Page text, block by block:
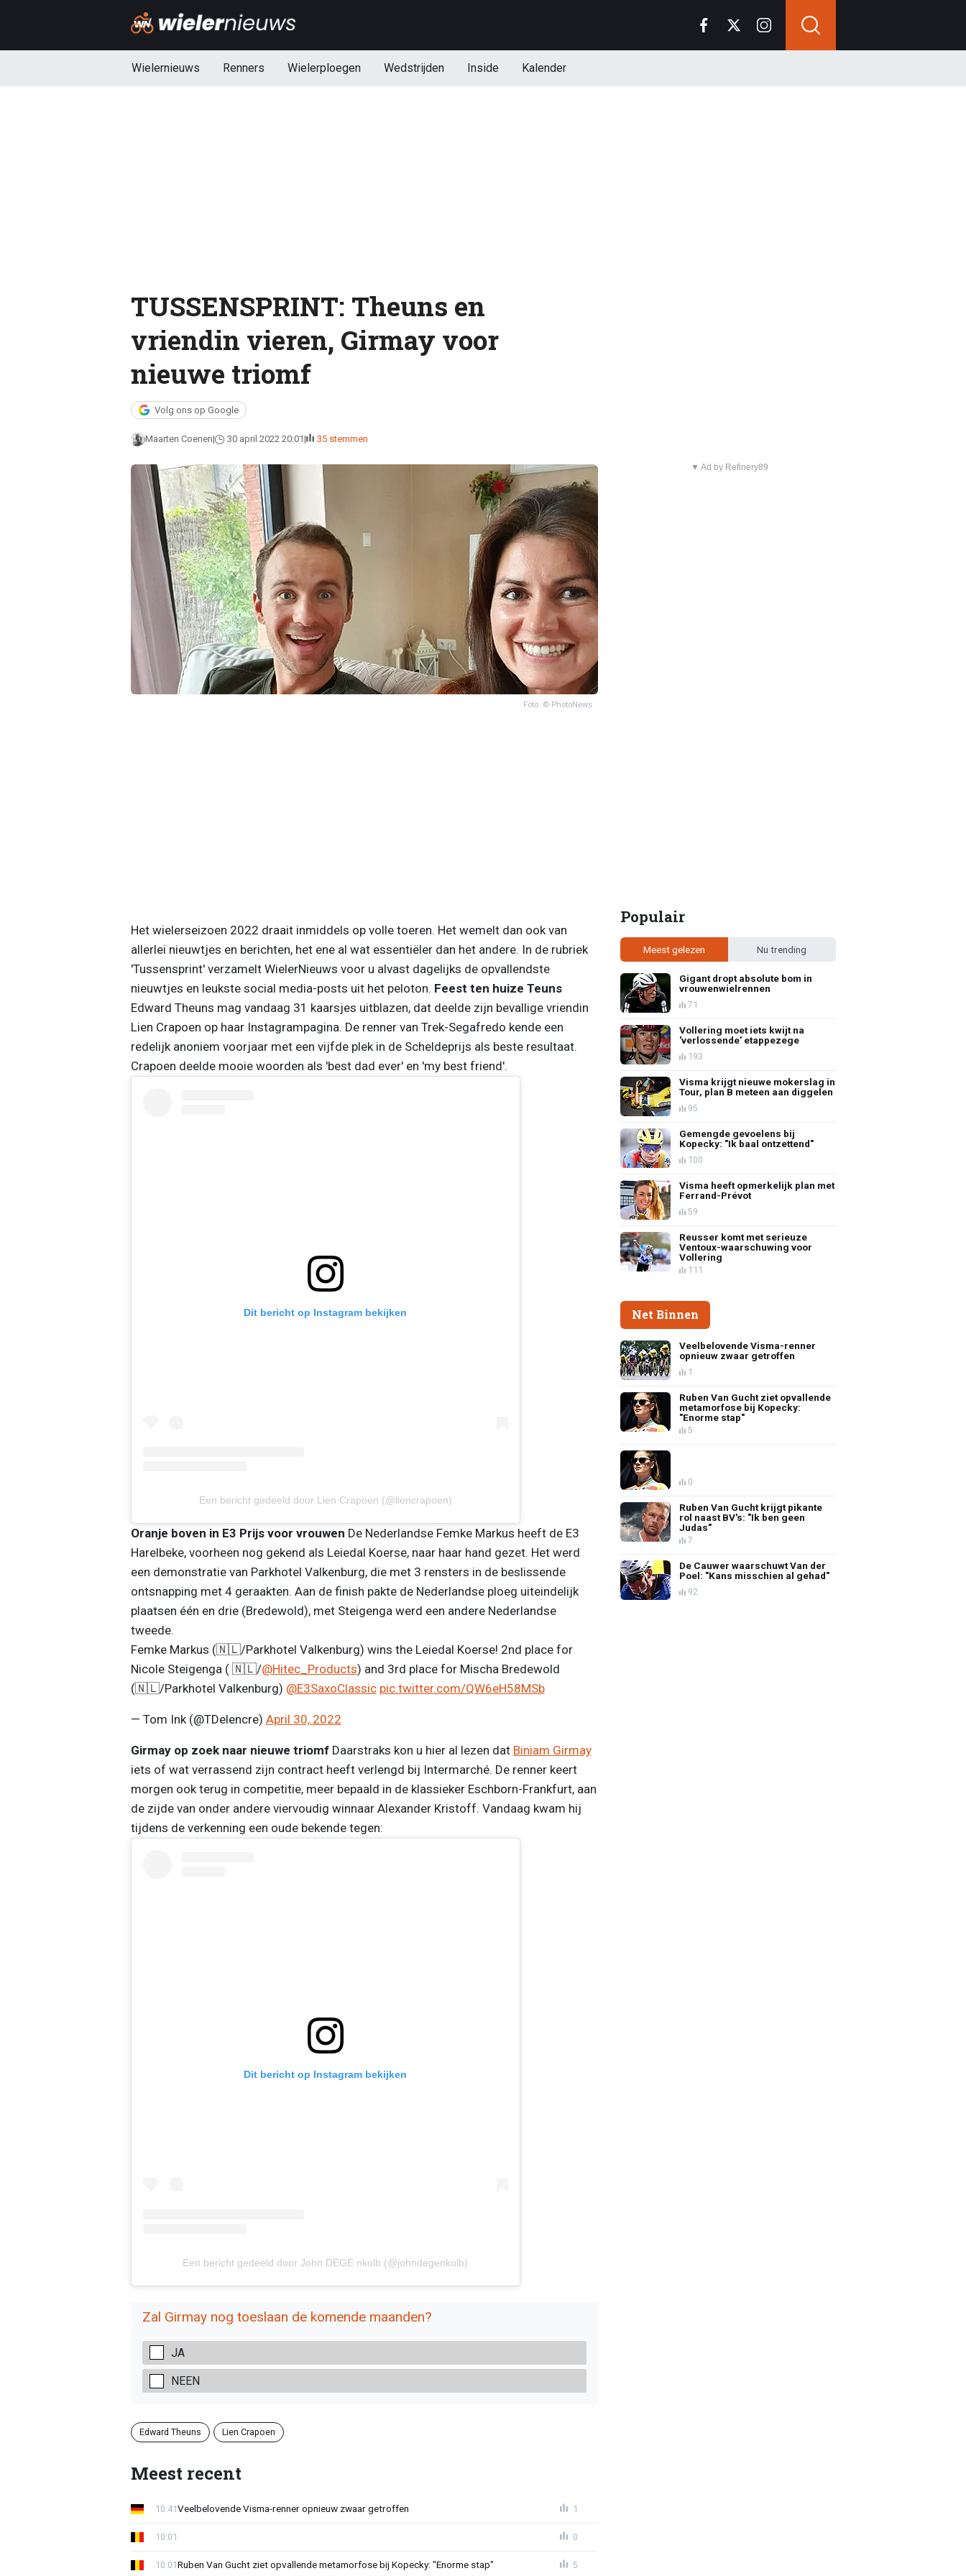
Wielernieuws Renners Wielerploegen Wedstrijden Inside Kalender
TUSSENSPRINT: Theuns en
vriendin vieren, Girmay voor
nieuwe triomf
Volg ons op Google
Maarten Coenen 30 april 2022 20:01 35 stemmen
Foto: © PhotoNews
Het wielerseizoen 2022 draait inmiddels op volle toeren. Het wemelt dan ook van
allerlei nieuwtjes en berichten, het ene al wat essentiëler dan het andere. In de rubriek
'Tussensprint' verzamelt WielerNieuws voor u alvast dagelijks de opvallendste
nieuwtjes en leukste social media-posts uit het peloton. Feest ten huize Teuns
Edward Theuns mag vandaag 31 kaarsjes uitblazen, dat deelde zijn bevallige vriendin
Lien Crapoen op haar Instagrampagina. De renner van Trek-Segafredo kende een
redelijk anoniem voorjaar met een vijfde plek in de Scheldeprijs als beste resultaat.
Crapoen deelde mooie woorden als 'best dad ever' en 'my best friend'.
Dit bericht op Instagram bekijken
Een bericht gedeeld door Lien Crapoen (@liencrapoen)
Oranje boven in E3 Prijs voor vrouwen De Nederlandse Femke Markus heeft de E3
Harelbeke, voorheen nog gekend als Leiedal Koerse, naar haar hand gezet. Het werd
een demonstratie van Parkhotel Valkenburg, die met 3 rensters in de beslissende
ontsnapping met 4 geraakten. Aan de finish pakte de Nederlandse ploeg uiteindelijk
plaatsen één en drie (Bredewold), met Steigenga werd een andere Nederlandse
tweede.
Femke Markus (🇳🇱/Parkhotel Valkenburg) wins the Leiedal Koerse! 2nd place for
Nicole Steigenga ( 🇳🇱/@Hitec_Products) and 3rd place for Mischa Bredewold
(🇳🇱/Parkhotel Valkenburg) @E3SaxoClassic pic.twitter.com/QW6eH58MSb
— Tom Ink (@TDelencre) April 30, 2022
Girmay op zoek naar nieuwe triomfDaarstraks kon u hier al lezen dat Biniam Girmay
iets of wat verrassend zijn contract heeft verlengd bij Intermarché. De renner keert
morgen ook terug in competitie, meer bepaald in de klassieker Eschborn-Frankfurt, aan
de zijde van onder andere viervoudig winnaar Alexander Kristoff. Vandaag kwam hij
tijdens de verkenning een oude bekende tegen:
Dit bericht op Instagram bekijken
Een bericht gedeeld door John DEGE nkolb (@johndegenkolb)
Zal Girmay nog toeslaan de komende maanden?
JA
NEEN
Edward Theuns Lien Crapoen
Meest recent
Veelbelovende Visma-renner opnieuw zwaar getroffen
10:41 1
10:01 0
Ruben Van Gucht ziet opvallende metamorfose bij Kopecky: "Enorme stap"
10:01 5
▼ Ad by Refinery89
Populair
Meest gelezen Nu trending
Gigant dropt absolute bom in
vrouwenwielrennen
71
Vollering moet iets kwijt na
'verlossende' etappezege
193
Visma krijgt nieuwe mokerslag in
Tour, plan B meteen aan diggelen
95
Gemengde gevoelens bij
Kopecky: "Ik baal ontzettend"
100
Visma heeft opmerkelijk plan met
Ferrand-Prévot
59
Reusser komt met serieuze
Ventoux-waarschuwing voor
Vollering
111
Net Binnen
Veelbelovende Visma-renner
opnieuw zwaar getroffen
1
Ruben Van Gucht ziet opvallende
metamorfose bij Kopecky:
"Enorme stap"
5
0
Ruben Van Gucht krijgt pikante
rol naast BV's: "Ik ben geen
Judas"
7
De Cauwer waarschuwt Van der
Poel: "Kans misschien al gehad"
92